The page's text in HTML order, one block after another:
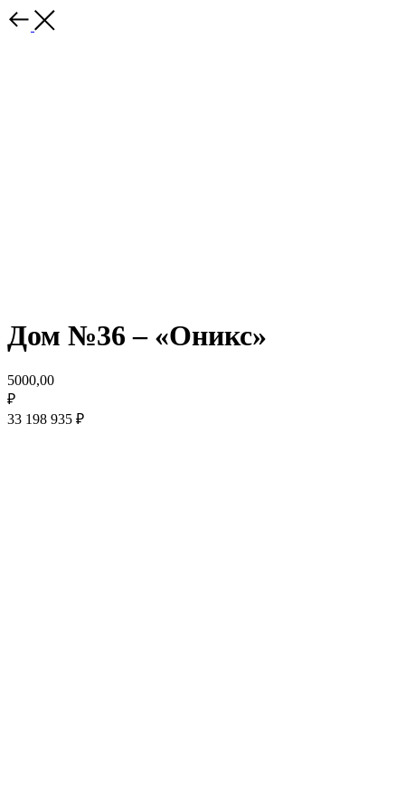
Дом №36 – «Оникс»
5000,00
₽
33 198 935 ₽